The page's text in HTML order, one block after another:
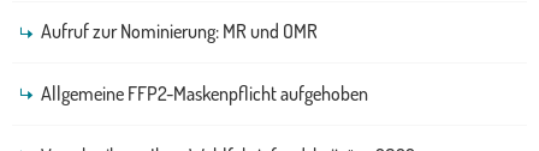
Aufruf zur Nominierung: MR und OMR
Allgemeine FFP2-Maskenpflicht aufgehoben